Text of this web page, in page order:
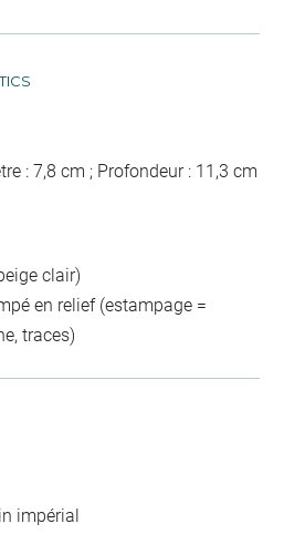
: 7,8 cm ; Profondeur : 11,3 cm
clair)
en relief (estampage =
traces)
impérial